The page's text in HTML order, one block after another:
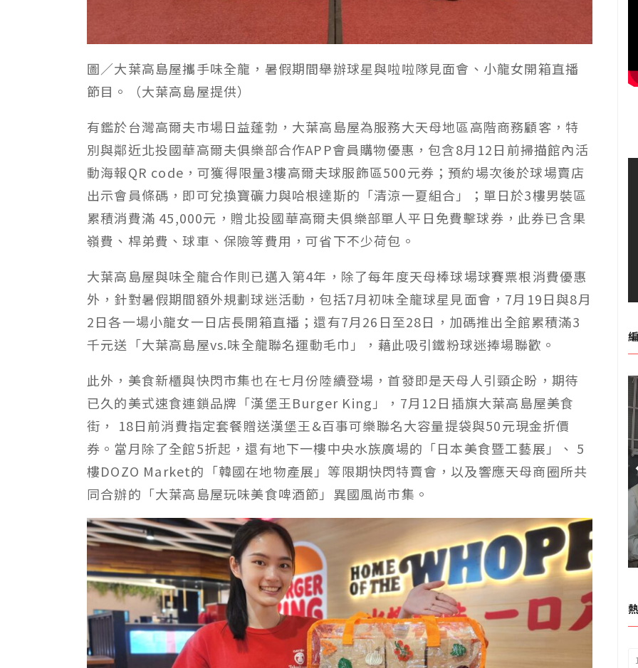
圖／大葉高島屋攜手味全龍，暑假期間舉辦球星與啦啦隊見面會、小龍女開箱直播
節目。（大葉高島屋提供）
有鑑於台灣高爾夫市場日益蓬勃，大葉高島屋為服務大天母地區高階商務顧客，特
別與鄰近北投國華高爾夫俱樂部合作APP會員購物優惠，包含8月12日前掃描館內活
動海報QR code，可獲得限量3樓高爾夫球服飾區500元券；預約場次後於球場賣店
出示會員條碼，即可兌換寶礦力與哈根達斯的「清涼一夏組合」；單日於3樓男裝區
累積消費滿 45,000元，贈北投國華高爾夫俱樂部單人平日免費擊球券，此券已含果
嶺費、桿弟費、球車、保險等費用，可省下不少荷包。
大葉高島屋與味全龍合作則已邁入第4年，除了每年度天母棒球場球賽票根消費優惠
外，針對暑假期間額外規劃球迷活動，包括7月初味全龍球星見面會，7月19日與8月
2日各一場小龍女一日店長開箱直播；還有7月26日至28日，加碼推出全館累積滿3
千元送「大葉高島屋vs.味全龍聯名運動毛巾」，藉此吸引鐵粉球迷捧場聯歡。
此外，美食新櫃與快閃市集也在七月份陸續登場，首發即是天母人引頸企盼，期待
已久的美式速食連鎖品牌「漢堡王Burger King」，7月12日插旗大葉高島屋美食
街， 18日前消費指定套餐贈送漢堡王&百事可樂聯名大容量提袋與50元現金折價
券。當月除了全館5折起，還有地下一樓中央水族廣場的「日本美食暨工藝展」、 5
樓DOZO Market的「韓國在地物產展」等限期快閃特賣會，以及響應天母商圈所共
同合辦的「大葉高島屋玩味美食啤酒節」異國風尚市集。